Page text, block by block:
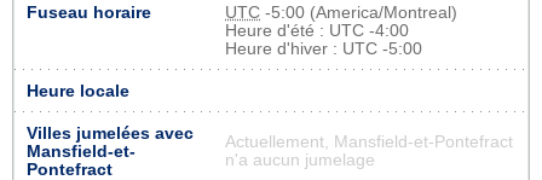
Fuseau horaire UTC -5:00 (America/Montreal)
Heure d'été : UTC -4:00
Heure d'hiver : UTC -5:00
Heure locale
Villes jumelées avec
Mansfield-et-
Pontefract
Actuellement, Mansfield-et-Pontefract
n'a aucun jumelage